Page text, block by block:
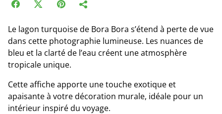
Le lagon turquoise de Bora Bora s’étend à perte de vue
dans cette photographie lumineuse. Les nuances de
bleu et la clarté de l’eau créent une atmosphère
tropicale unique.
Cette affiche apporte une touche exotique et
apaisante à votre décoration murale, idéale pour un
intérieur inspiré du voyage.